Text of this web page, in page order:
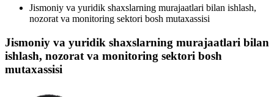
Jismoniy va yuridik shaxslarning murajaatlari bilan ishlash,
nozorat va monitoring sektori bosh mutaxassisi
Jismoniy va yuridik shaxslarning murajaatlari bilan
ishlash, nozorat va monitoring sektori bosh
mutaxassisi